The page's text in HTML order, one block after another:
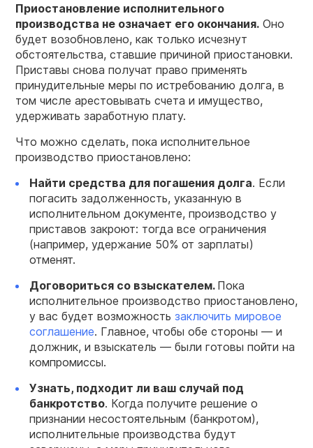
Приостановление исполнительного
производства не означает его окончания. Оно
будет возобновлено, как только исчезнут
обстоятельства, ставшие причиной приостановки.
Приставы снова получат право применять
принудительные меры по истребованию долга, в
том числе арестовывать счета и имущество,
удерживать заработную плату.
Что можно сделать, пока исполнительное
производство приостановлено:
Найти средства для погашения долга. Если
погасить задолженность, указанную в
исполнительном документе, производство у
приставов закроют: тогда все ограничения
(например, удержание 50% от зарплаты)
отменят.
Договориться со взыскателем. Пока
исполнительное производство приостановлено,
у вас будет возможность заключить мировое
соглашение. Главное, чтобы обе стороны — и
должник, и взыскатель — были готовы пойти на
компромиссы.
Узнать, подходит ли ваш случай под
банкротство. Когда получите решение о
признании несостоятельным (банкротом),
исполнительные производства будут